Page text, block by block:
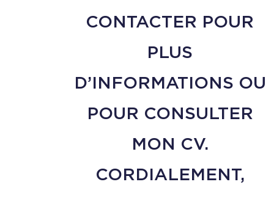
CONTACTER POUR
PLUS
D’INFORMATIONS OU
POUR CONSULTER
MON CV.
CORDIALEMENT,